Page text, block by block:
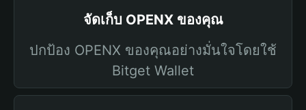
จัดเก็บ OPENX ของคุณ
ปกป้อง OPENX ของคุณอย่างมั่นใจโดยใช้
Bitget Wallet